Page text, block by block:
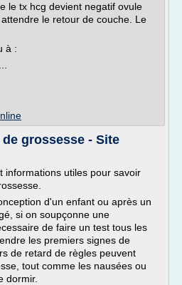
le tx hcg devient negatif ovule
le retour de couche. Le
à :
grossesse - Site
informations utiles pour savoir
d'un enfant ou après un
si on soupçonne une
de faire un test tous les
les premiers signes de
de retard de règles peuvent
tout comme les nausées ou
dormir.